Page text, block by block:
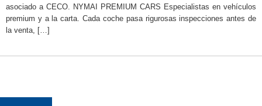
asociado a CECO. NYMAI PREMIUM CARS Especialistas en vehículos
premium y a la carta. Cada coche pasa rigurosas inspecciones antes de
la venta, […]